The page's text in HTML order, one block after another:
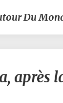
Du
après
la
après